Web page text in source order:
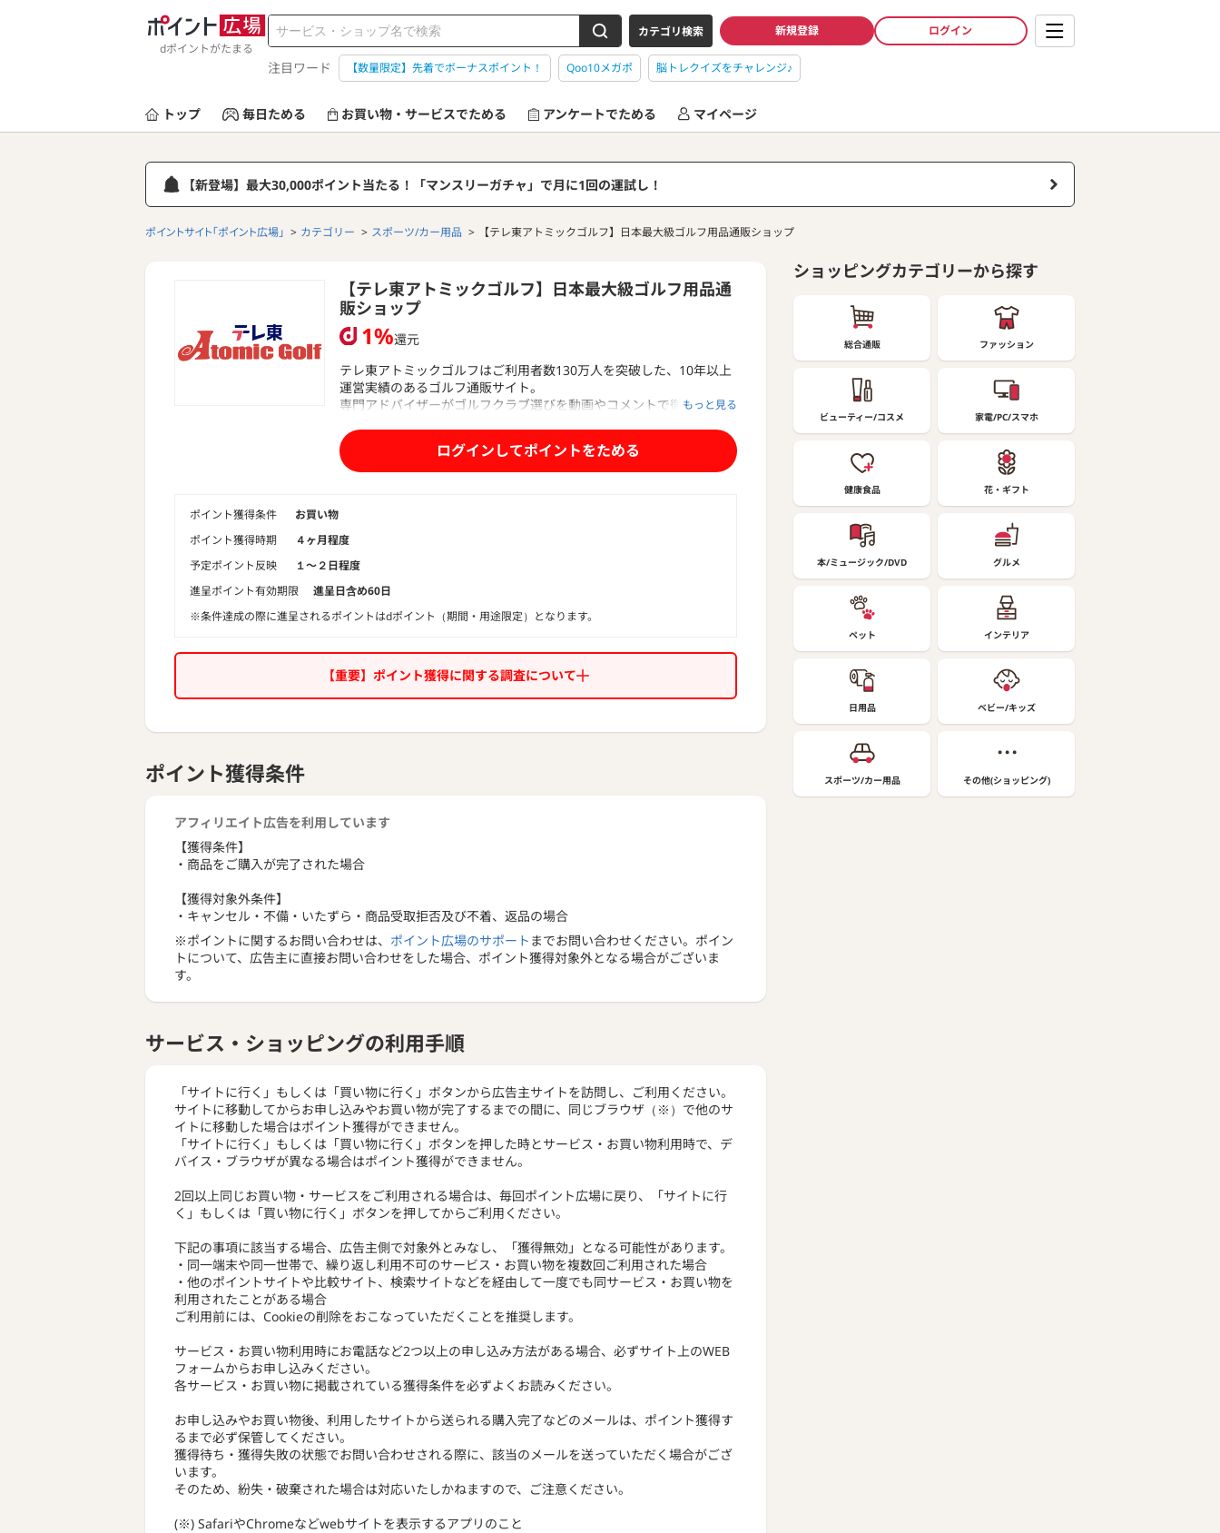
dポイントがたまる
カテゴリ検索 新規登録 ログイン
注目ワード 【数量限定】先着でボーナスポイント！ Qoo10メガポ 脳トレクイズをチャレンジ♪
トップ 毎日ためる お買い物・サービスでためる アンケートでためる マイページ
【新登場】最大30,000ポイント当たる！「マンスリーガチャ」で月に1回の運試し！
ポイントサイト「ポイント広場」 カテゴリー スポーツ/カー用品 【テレ東アトミックゴルフ】日本最大級ゴルフ用品通販ショップ
【テレ東アトミックゴルフ】日本最大級ゴルフ用品通
販ショップ
1%還元
テレ東アトミックゴルフはご利用者数130万人を突破した、10年以上
運営実績のあるゴルフ通販サイト。
専門アドバイザーがゴルフクラブ選びを動画やコメントで徹底サポー
最大80%OFF！最短翌日お届け可能なお買い得ゴルフ用品を取り揃え
ています。
もっと見る
ログインしてポイントをためる
ポイント獲得条件
お買い物
ポイント獲得時期
４ヶ月程度
予定ポイント反映
１〜２日程度
進呈ポイント有効期限
進呈日含め60日
※条件達成の際に進呈されるポイントはdポイント（期間・用途限定）となります。
【重要】ポイント獲得に関する調査について
ポイント獲得条件
アフィリエイト広告を利用しています
【獲得条件】
・商品をご購入が完了された場合
【獲得対象外条件】
・キャンセル・不備・いたずら・商品受取拒否及び不着、返品の場合
※ポイントに関するお問い合わせは、 ポイント広場のサポート までお問い合わせください。ポイン
トについて、広告主に直接お問い合わせをした場合、ポイント獲得対象外となる場合がございま
す。
サービス・ショッピングの利用手順
「サイトに行く」もしくは「買い物に行く」ボタンから広告主サイトを訪問し、ご利用ください。
サイトに移動してからお申し込みやお買い物が完了するまでの間に、同じブラウザ（※）で他のサ
イトに移動した場合はポイント獲得ができません。
「サイトに行く」もしくは「買い物に行く」ボタンを押した時とサービス・お買い物利用時で、デ
バイス・ブラウザが異なる場合はポイント獲得ができません。
2回以上同じお買い物・サービスをご利用される場合は、毎回ポイント広場に戻り、「サイトに行
く」もしくは「買い物に行く」ボタンを押してからご利用ください。
下記の事項に該当する場合、広告主側で対象外とみなし、「獲得無効」となる可能性があります。
・同一端末や同一世帯で、繰り返し利用不可のサービス・お買い物を複数回ご利用された場合
・他のポイントサイトや比較サイト、検索サイトなどを経由して一度でも同サービス・お買い物を
利用されたことがある場合
ご利用前には、Cookieの削除をおこなっていただくことを推奨します。
サービス・お買い物利用時にお電話など2つ以上の申し込み方法がある場合、必ずサイト上のWEB
フォームからお申し込みください。
各サービス・お買い物に掲載されている獲得条件を必ずよくお読みください。
お申し込みやお買い物後、利用したサイトから送られる購入完了などのメールは、ポイント獲得す
るまで必ず保管してください。
獲得待ち・獲得失敗の状態でお問い合わせされる際に、該当のメールを送っていただく場合がござ
います。
そのため、紛失・破棄された場合は対応いたしかねますので、ご注意ください。
(※) SafariやChromeなどwebサイトを表示するアプリのこと
ショッピングカテゴリーから探す
総合通販 ファッション
ビューティー/コスメ 家電/PC/スマホ
健康食品 花・ギフト
本/ミュージック/DVD グルメ
ペット インテリア
日用品 ベビー/キッズ
スポーツ/カー用品 その他(ショッピング)